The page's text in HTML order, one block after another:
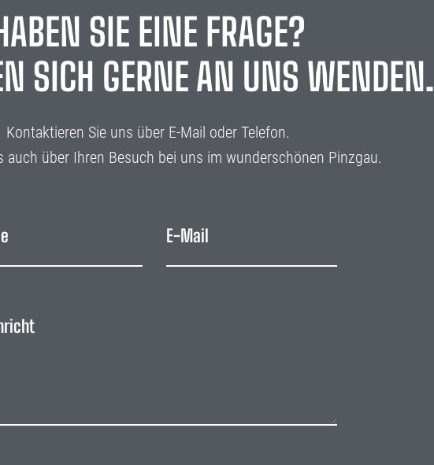
SIE EINE FRAGE?
SICH GERNE AN UNS WENDEN.
Kontaktieren Sie uns über E-Mail oder Telefon.
auch über Ihren Besuch bei uns im wunderschönen Pinzgau.